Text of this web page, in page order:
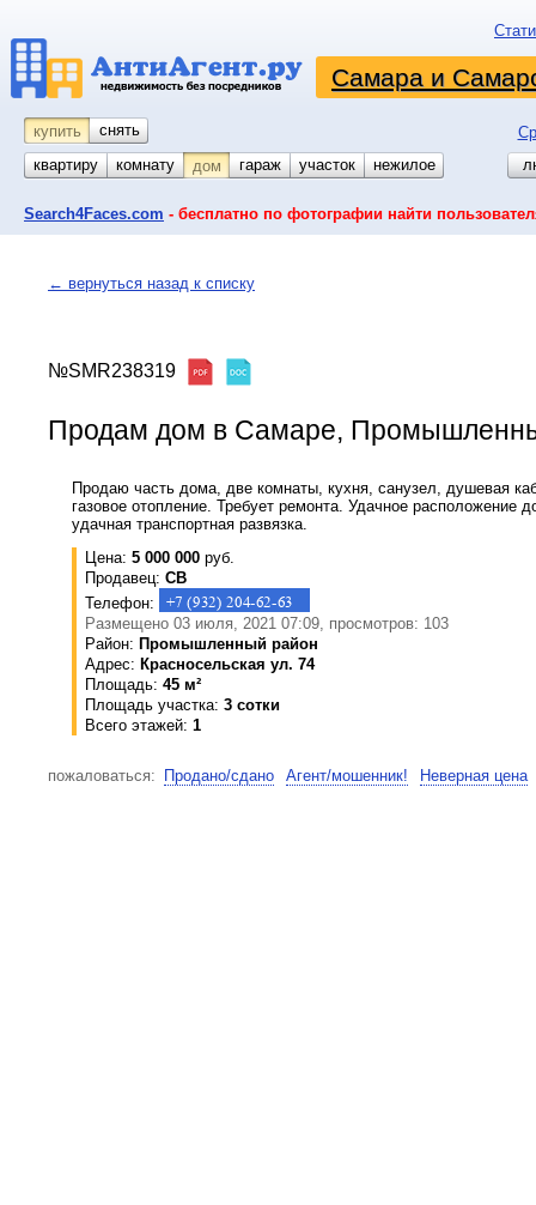
Самара и
купить снять
квартиру
комнату койко-место
дом гараж участок нежилое
Search4Faces.com - бесплатно по фотографии найти
← вернуться назад к списку
№SMR238319
Продам дом в Самаре,
Продаю часть дома, две комнаты, кухня, санузел, душевая
газовое отопление. Требует ремонта. Удачное расположение
удачная транспортная развязка.
Цена: 5 000 000 руб.
Продавец: СВ
Телефон:
Размещено 03 июля, 2021 07:09, просмотров: 103
Район: Промышленный район
Адрес: Красносельская ул. 74
Площадь: 45 м²
Площадь участка: 3 сотки
Всего этажей: 1
пожаловаться: Продано/сдано Агент/мошенник! Неверная цена